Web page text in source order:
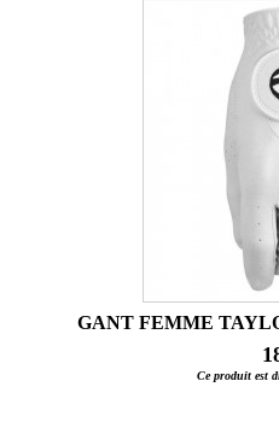
GANT FEMME
Ce produit est